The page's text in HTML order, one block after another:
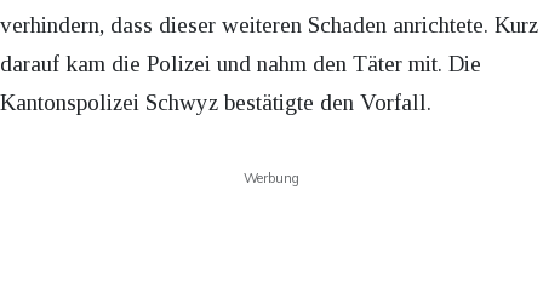
verhindern, dass dieser weiteren Schaden anrichtete. Kurz
darauf kam die Polizei und nahm den Täter mit. Die
Kantonspolizei Schwyz bestätigte den Vorfall.
Werbung